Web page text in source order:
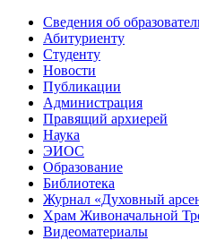
Сведения об
Абитуриенту
Студенту
Новости
Публикации
Администрация
Правящий архиерей
Наука
ЭИОС
Образование
Библиотека
Журнал «Духовный
Храм Живоначальной
Видеоматериалы